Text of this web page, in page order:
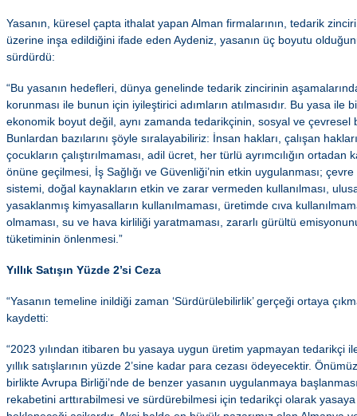
Yasanın, küresel çapta ithalat yapan Alman firmalarının, tedarik
üzerine inşa edildiğini ifade eden Aydeniz, yasanın üç boyutu
sürdürdü:
“Bu yasanın hedefleri, dünya genelinde tedarik zincirinin
korunması ile bunun için iyileştirici adımların atılmasıdır. Bu yasa ile
ekonomik boyut değil, aynı zamanda tedarikçinin, sosyal ve çevresel
Bunlardan bazılarını şöyle sıralayabiliriz: İnsan hakları, çalışan
çocukların çalıştırılmaması, adil ücret, her türlü ayrımcılığın ortadan
önüne geçilmesi, İş Sağlığı ve Güvenliği’nin etkin uygulanması; çevre
sistemi, doğal kaynakların etkin ve zarar vermeden kullanılması,
yasaklanmış kimyasalların kullanılmaması, üretimde cıva
olmaması, su ve hava kirliliği yaratmaması, zararlı gürültü
tüketiminin önlenmesi.”
Yıllık Satışın Yüzde 2’si Ceza
“Yasanın temeline inildiği zaman ‘Sürdürülebilirlik’ gerçeği ortaya
kaydetti:
“2023 yılından itibaren bu yasaya uygun üretim yapmayan tedarikçi
yıllık satışlarının yüzde 2’sine kadar para cezası ödeyecektir.
birlikte Avrupa Birliği’nde de benzer yasanın uygulanmaya
rekabetini arttırabilmesi ve sürdürebilmesi için tedarikçi olarak yasaya